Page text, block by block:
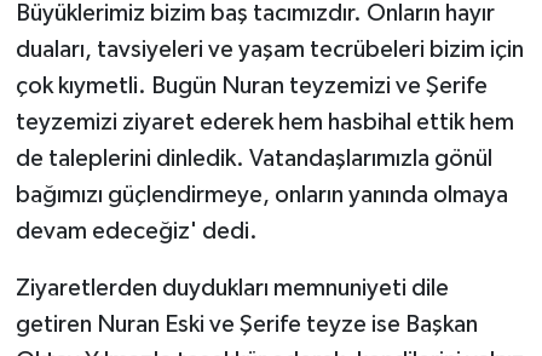
Büyüklerimiz bizim baş tacımızdır. Onların hayır
duaları, tavsiyeleri ve yaşam tecrübeleri bizim için
çok kıymetli. Bugün Nuran teyzemizi ve Şerife
teyzemizi ziyaret ederek hem hasbihal ettik hem
de taleplerini dinledik. Vatandaşlarımızla gönül
bağımızı güçlendirmeye, onların yanında olmaya
devam edeceğiz' dedi.
Ziyaretlerden duydukları memnuniyeti dile
getiren Nuran Eski ve Şerife teyze ise Başkan